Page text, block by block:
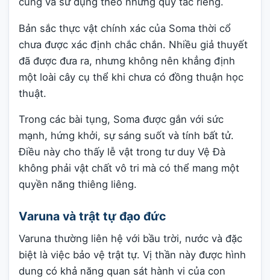
Bản sắc thực vật chính xác của Soma thời cổ
chưa được xác định chắc chắn. Nhiều giả thuyết
đã được đưa ra, nhưng không nên khẳng định
một loài cây cụ thể khi chưa có đồng thuận học
thuật.
Trong các bài tụng, Soma được gắn với sức
mạnh, hứng khởi, sự sáng suốt và tính bất tử.
Điều này cho thấy lễ vật trong tư duy Vệ Đà
không phải vật chất vô tri mà có thể mang một
quyền năng thiêng liêng.
Varuna và trật tự đạo đức
Varuna thường liên hệ với bầu trời, nước và đặc
biệt là việc bảo vệ trật tự. Vị thần này được hình
dung có khả năng quan sát hành vi của con